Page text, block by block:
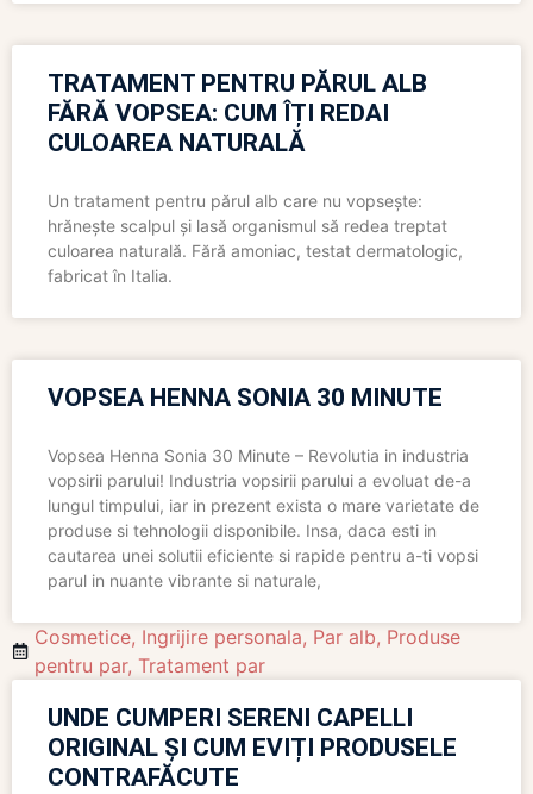
TRATAMENT PENTRU PĂRUL ALB
FĂRĂ VOPSEA: CUM ÎȚI REDAI
CULOAREA NATURALĂ
Un tratament pentru părul alb care nu vopsește:
hrănește scalpul și lasă organismul să redea treptat
culoarea naturală. Fără amoniac, testat dermatologic,
fabricat în Italia.
VOPSEA HENNA SONIA 30 MINUTE
Vopsea Henna Sonia 30 Minute – Revolutia in industria
vopsirii parului! Industria vopsirii parului a evoluat de-a
lungul timpului, iar in prezent exista o mare varietate de
produse si tehnologii disponibile. Insa, daca esti in
cautarea unei solutii eficiente si rapide pentru a-ti vopsi
parul in nuante vibrante si naturale,
Cosmetice, Ingrijire personala, Par alb, Produse
pentru par, Tratament par
UNDE CUMPERI SERENI CAPELLI
ORIGINAL ȘI CUM EVIȚI PRODUSELE
CONTRAFĂCUTE